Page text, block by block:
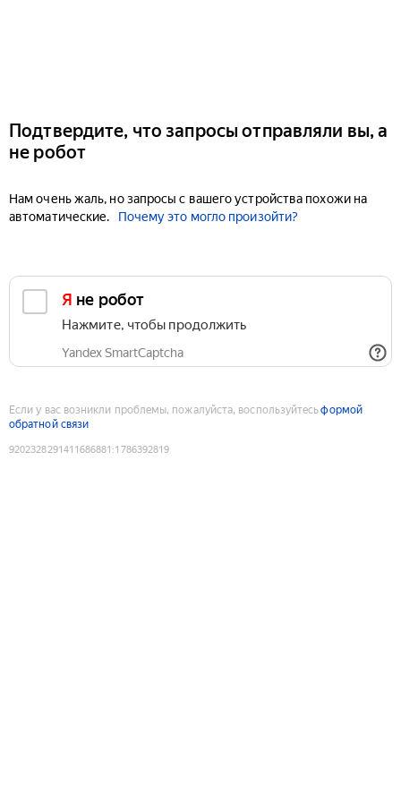
Подтвердите, что запросы отправляли вы, а
не робот
Нам очень жаль, но запросы с вашего устройства похожи на
автоматические.
Почему это могло произойти?
Я не робот
Нажмите, чтобы продолжить
Yandex SmartCaptcha
Если у вас возникли проблемы, пожалуйста, воспользуйтесьформой
обратной связи
9202328291411686881 :1786392819